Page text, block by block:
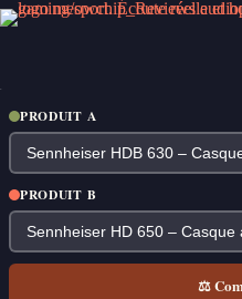
Passer
au
PRODUIT A
PRODUIT B
⚖